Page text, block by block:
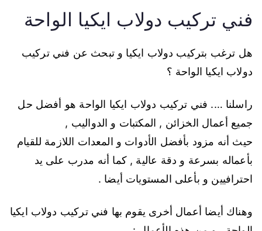
فني تركيب دولاب ايكيا الواحة
هل ترغب بتركيب دولاب ايكيا و تبحث عن فني تركيب
دولاب ايكيا الواحة ؟
راسلنا …. فني تركيب دولاب ايكيا الواحة هو أفضل حل
جميع أعمال الخزائن , المكتبات و الدواليب ,
حيث أنه مزود بأفضل الأدوات و المعدات اللازمة للقيام
بأعماله بسرعة و دقة عالية , كما أنه مدرب على يد
احترافيين و بأعلى المستويات أيضا .
وهناك أيضا أعمال أخرى يقوم بها فني تركيب دولاب ايكيا